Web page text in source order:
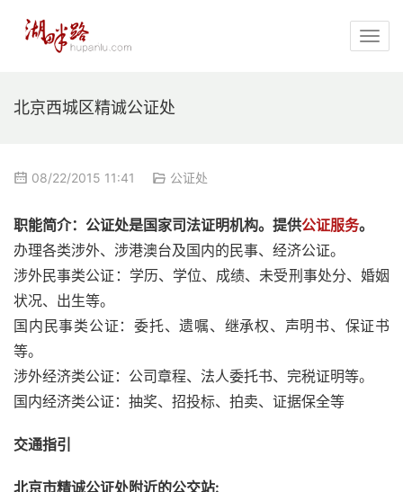
北京西城区精诚公证处
08/22/2015 11:41 公证处
职能简介：公证处是国家司法证明机构。提供公证服务。
办理各类涉外、涉港澳台及国内的民事、经济公证。
涉外民事类公证：学历、学位、成绩、未受刑事处分、婚姻
状况、出生等。
国内民事类公证：委托、遗嘱、继承权、声明书、保证书
等。
涉外经济类公证：公司章程、法人委托书、完税证明等。
国内经济类公证：抽奖、招投标、拍卖、证据保全等
交通指引
北京市精诚公证处附近的公交站: